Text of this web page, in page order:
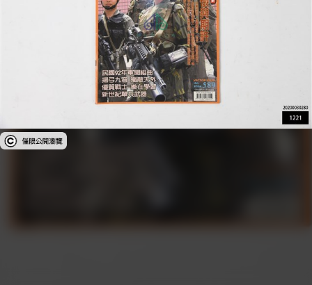
受著作權法保護-僅限於本平台有限度公開瀏覽